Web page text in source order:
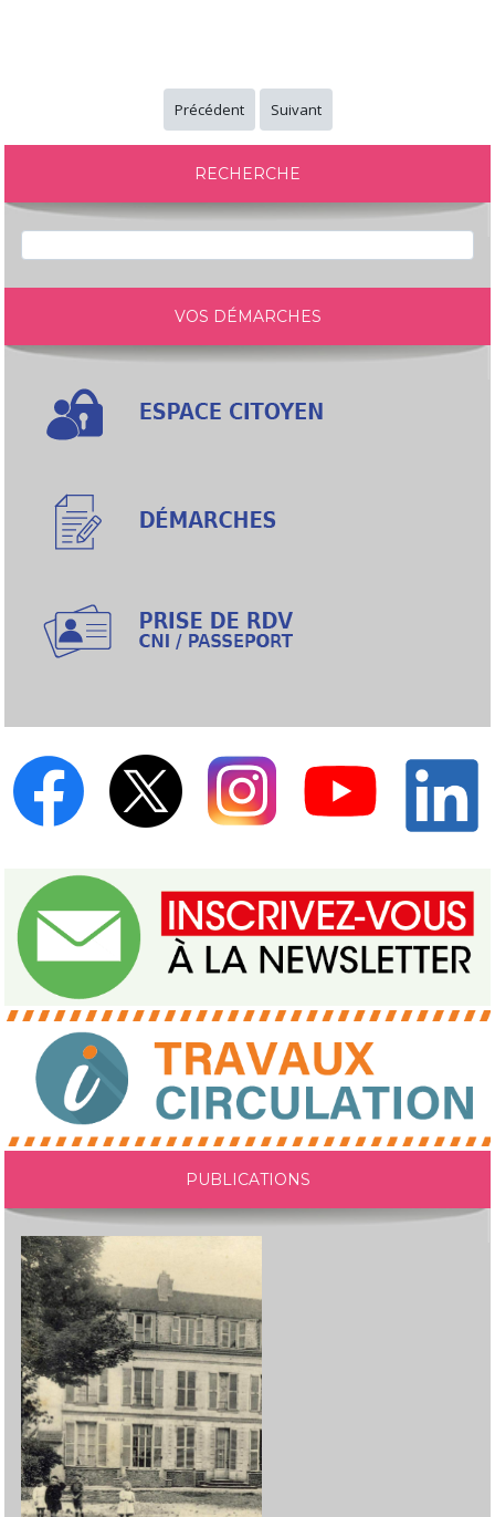
Précédent Suivant
RECHERCHE
VOS DÉMARCHES
PUBLICATIONS